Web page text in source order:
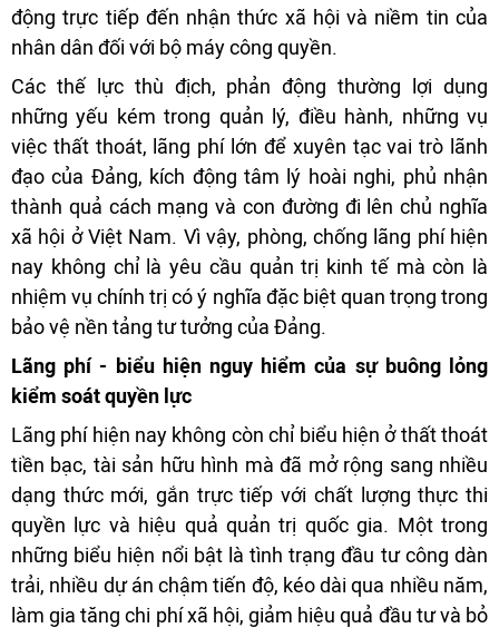
động trực tiếp đến nhận thức xã hội và niềm tin của
nhân dân đối với bộ máy công quyền.
Các thế lực thù địch, phản động thường lợi dụng
những yếu kém trong quản lý, điều hành, những vụ
việc thất thoát, lãng phí lớn để xuyên tạc vai trò lãnh
đạo của Đảng, kích động tâm lý hoài nghi, phủ nhận
thành quả cách mạng và con đường đi lên chủ nghĩa
xã hội ở Việt Nam. Vì vậy, phòng, chống lãng phí hiện
nay không chỉ là yêu cầu quản trị kinh tế mà còn là
nhiệm vụ chính trị có ý nghĩa đặc biệt quan trọng trong
bảo vệ nền tảng tư tưởng của Đảng.
Lãng phí - biểu hiện nguy hiểm của sự buông lỏng
kiểm soát quyền lực
Lãng phí hiện nay không còn chỉ biểu hiện ở thất thoát
tiền bạc, tài sản hữu hình mà đã mở rộng sang nhiều
dạng thức mới, gắn trực tiếp với chất lượng thực thi
quyền lực và hiệu quả quản trị quốc gia. Một trong
những biểu hiện nổi bật là tình trạng đầu tư công dàn
trải, nhiều dự án chậm tiến độ, kéo dài qua nhiều năm,
làm gia tăng chi phí xã hội, giảm hiệu quả đầu tư và bỏ